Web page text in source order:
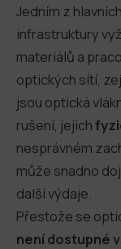
Jedním z hlavních
infrastruktury
materiálů a
optických sítí,
jsou optická
rušení, jejich
nesprávném
může snadno
další výdaje.
Přestože se
není dostupné